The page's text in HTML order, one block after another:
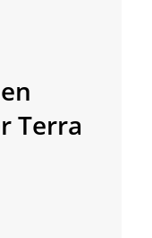
Terra